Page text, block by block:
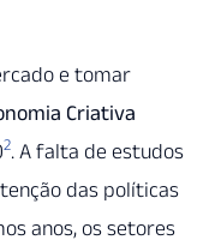
e tomar
Criativa
2. A falta de estudos
das políticas
anos, os setores